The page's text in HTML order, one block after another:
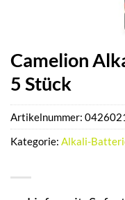
Camelion
5 Stück
Artikelnummer:
Kategorie: Alkali-